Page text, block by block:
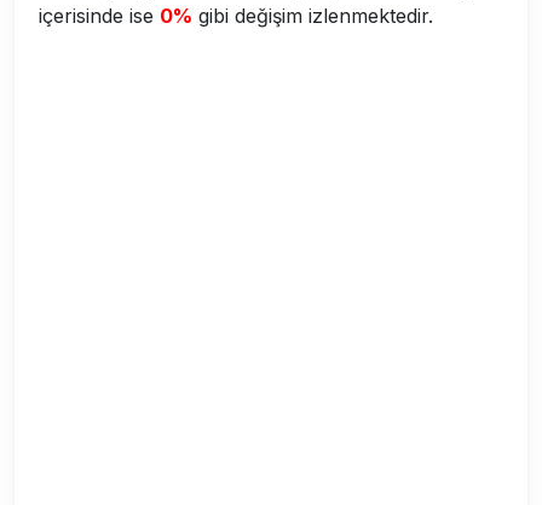
içerisinde ise 0% gibi değişim izlenmektedir.